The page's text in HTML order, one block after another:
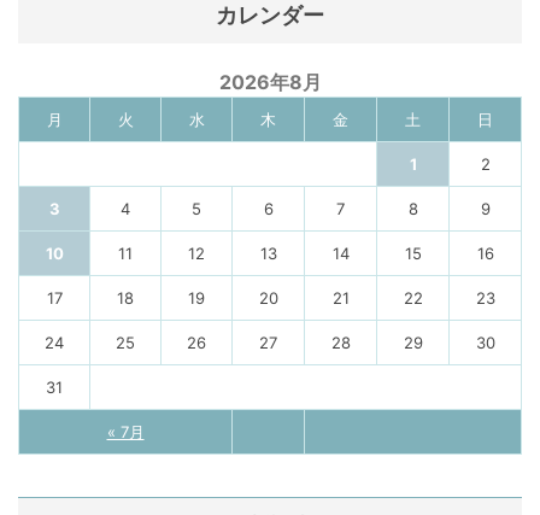
カレンダー
2026年8月
月 火 水 木 金 土 日
« 7月
1 2
3 4 5 6 7 8 9
10 11 12 13 14 15 16
17 18 19 20 21 22 23
24 25 26 27 28 29 30
31